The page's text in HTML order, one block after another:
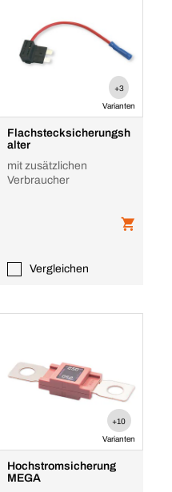
+3
Varianten
Flachstecksicherungsh
alter
mit zusätzlichen
Verbraucher
Vergleichen
+10
Varianten
Hochstromsicherung
MEGA